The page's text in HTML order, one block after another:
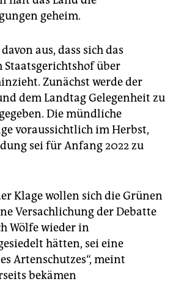
geheim.
aus, dass sich das
Staatsgerichtshof über
Zunächst werde der
dem Landtag Gelegenheit zu
Die mündliche
voraussichtlich im Herbst,
sei für Anfang 2022 zu
Klage wollen sich die Grünen
Versachlichung der Debatte
Wölfe wieder in
hätten, sei eine
Artenschutzes“, meint
bekämen